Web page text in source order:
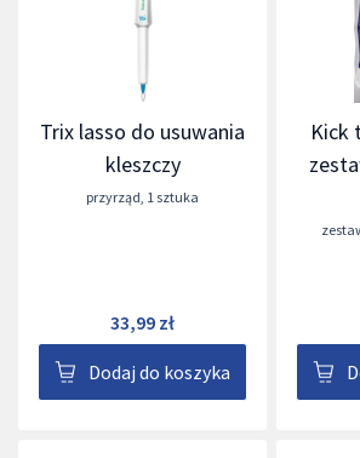
Trix lasso do usuwania
kleszczy
przyrząd, 1 sztuka
33,99 zł
Dodaj do koszyka
Kick